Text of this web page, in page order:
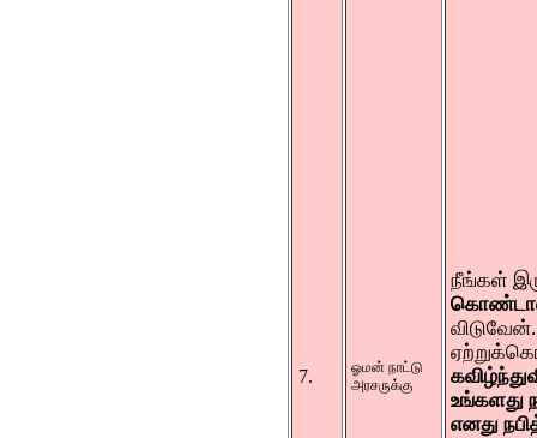
7.
ஓமன் நாட்டு
அரசருக்கு
நீங்கள்
உங்களது
எனது